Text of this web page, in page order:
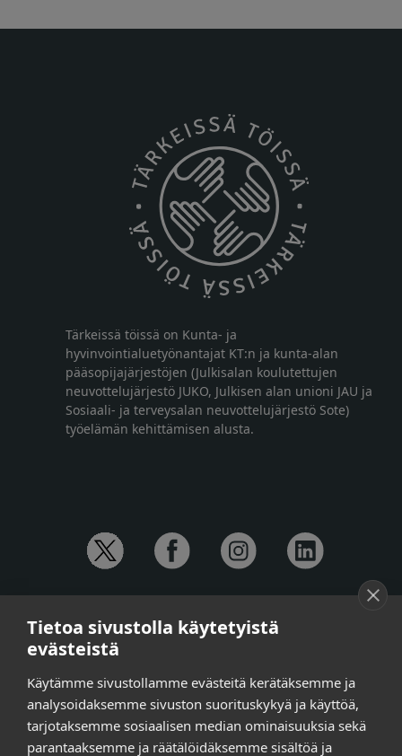
Tärkeissä töissä on Kunta- ja
hyvinvointialuetyönantajat KT:n ja kunta-alan
pääsopijajärjestöjen (Julkisalan koulutettujen
neuvottelujärjestö JUKO, Julkisen alan unioni JAU ja
Sosiaali- ja terveysalan neuvottelujärjestö Sote)
työelämän kehittämisen alusta.
Anna-Mari Jaanu, kehittämispäällikkö,
puh. +358 50 572 4620
Henna Honkalo,
viestintäpäällikkö,
puh. +358 50 479 6618
Ilari Raiski, viestintä- ja tapahtumakoordinaattori,
puh. +358 45 130 3832
Tietoa sivustolla käytetyistä
evästeistä
Käytämme sivustollamme evästeitä kerätäksemme ja
analysoidaksemme sivuston suorituskykyä ja käyttöä,
tarjotaksemme sosiaalisen median ominaisuuksia sekä
parantaaksemme ja räätälöidäksemme sisältöä ja